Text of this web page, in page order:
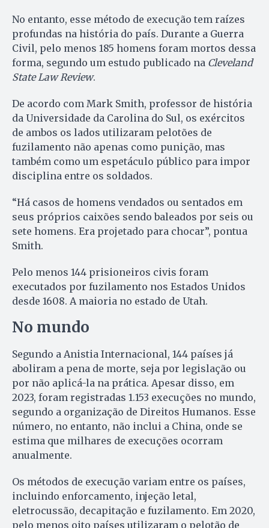
No entanto, esse método de execução tem raízes
profundas na história do país. Durante a Guerra
Civil, pelo menos 185 homens foram mortos dessa
forma, segundo um estudo publicado na Cleveland
State Law Review.
De acordo com Mark Smith, professor de história
da Universidade da Carolina do Sul, os exércitos
de ambos os lados utilizaram pelotões de
fuzilamento não apenas como punição, mas
também como um espetáculo público para impor
disciplina entre os soldados.
“Há casos de homens vendados ou sentados em
seus próprios caixões sendo baleados por seis ou
sete homens. Era projetado para chocar”, pontua
Smith.
Pelo menos 144 prisioneiros civis foram
executados por fuzilamento nos Estados Unidos
desde 1608. A maioria no estado de Utah.
No mundo
Segundo a Anistia Internacional, 144 países já
aboliram a pena de morte, seja por legislação ou
por não aplicá-la na prática. Apesar disso, em
2023, foram registradas 1.153 execuções no mundo,
segundo a organização de Direitos Humanos. Esse
número, no entanto, não inclui a China, onde se
estima que milhares de execuções ocorram
anualmente.
Os métodos de execução variam entre os países,
incluindo enforcamento, injeção letal,
eletrocussão, decapitação e fuzilamento. Em 2020,
pelo menos oito países utilizaram o pelotão de